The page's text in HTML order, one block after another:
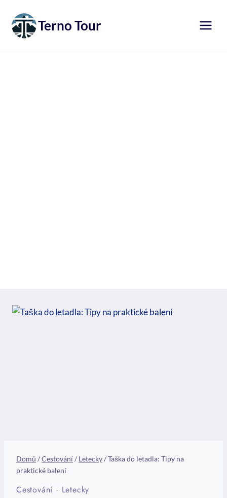
obsah
Terno Tour
Domů /Cestování/ Letecky/Taška do letadla: Tipy na
praktické balení
Cestování · Letecky